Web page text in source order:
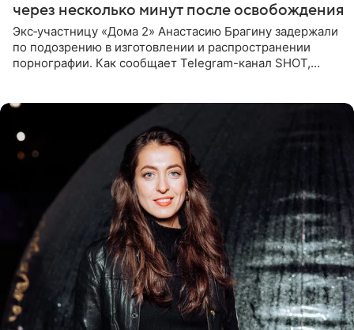
через несколько минут после освобождения
Экс‑участницу «Дома 2» Анастасию Брагину задержали
по подозрению в изготовлении и распространении
порнографии. Как сообщает Telegram-канал SHOT,